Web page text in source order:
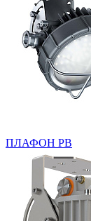
ПЛАФОН РВ